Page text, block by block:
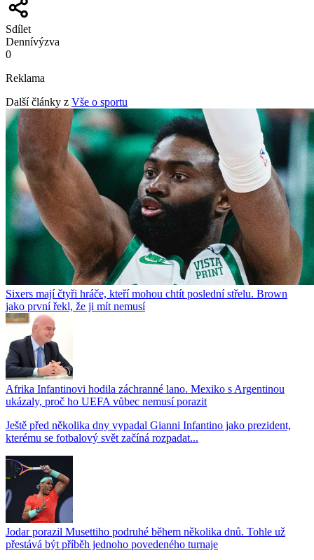
Sdílet
Dennívýzva
0
Reklama
Další články z Vše o sportu
Sixers mají čtyři hráče, kteří mohou chtít poslední střelu. Brown
jako první řekl, že ji mít nemusí
Afrika Infantinovi hodila záchranné lano. Mexiko s Argentinou
ukázaly, proč ho UEFA vůbec nemusí porazit
Ještě před několika dny vypadal Gianni Infantino jako prezident,
kterému se fotbalový svět začíná rozpadat...
Jodar porazil Musettiho podruhé během několika dnů. Tohle už
přestává být příběh jednoho povedeného turnaje